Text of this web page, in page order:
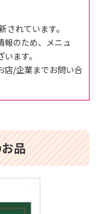
れています。
報のため、メニュ
ます。
店/企業までお問い合
品